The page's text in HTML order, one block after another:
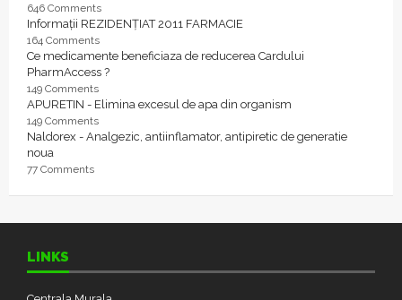
646 Comments
Informații REZIDENȚIAT 2011 FARMACIE
164 Comments
Ce medicamente beneficiaza de reducerea Cardului
PharmAccess ?
149 Comments
APURETIN - Elimina excesul de apa din organism
149 Comments
Naldorex - Analgezic, antiinflamator, antipiretic de generatie
noua
77 Comments
LINKS